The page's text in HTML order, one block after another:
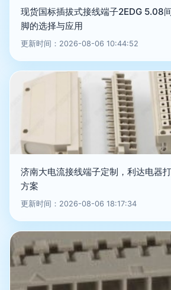
现货国标插拔式接线端子2EDG 5.08
脚的选择与应用
更新时间：2026-08-06 10:44:52
济南大电流接线端子定制，利达电器
方案
更新时间：2026-08-06 18:17:34